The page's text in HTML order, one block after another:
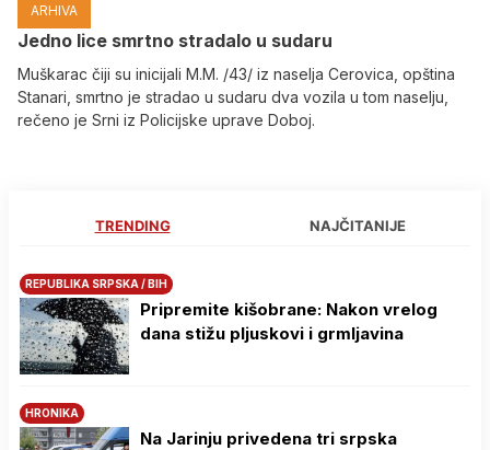
ARHIVA
Јedno lice smrtno stradalo u sudaru
Muškarac čiji su inicijali M.M. /43/ iz naselja Cerovica, opština
Stanari, smrtno je stradao u sudaru dva vozila u tom naselju,
rečeno je Srni iz Policijske uprave Doboj.
TRENDING NAJČITANIJE
REPUBLIKA SRPSKA / BIH
Pripremite kišobrane: Nakon vrelog
dana stižu pljuskovi i grmljavina
HRONIKA
Na Јarinju privedena tri srpska